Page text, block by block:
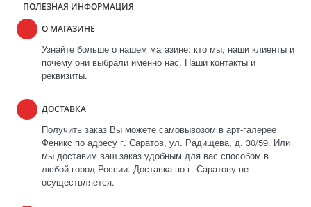
ПОЛЕЗНАЯ ИНФОРМАЦИЯ
О МАГАЗИНЕ
Узнайте больше о нашем магазине: кто мы, наши клиенты и
почему они выбрали именно нас. Наши контакты и
реквизиты.
ДОСТАВКА
Получить заказ Вы можете самовывозом в арт-галерее
Феникс по адресу г. Саратов, ул. Радищева, д. 30/59. Или
мы доставим ваш заказ удобным для вас способом в
любой город России. Доставка по г. Саратову не
осуществляется.